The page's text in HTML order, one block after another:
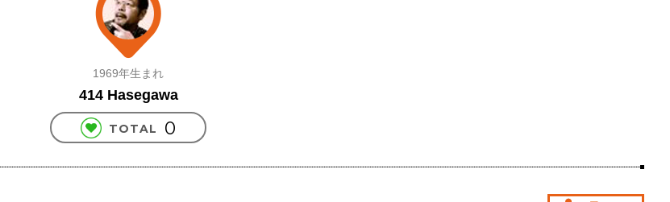
1969年生まれ
414 Hasegawa
TOTAL 0